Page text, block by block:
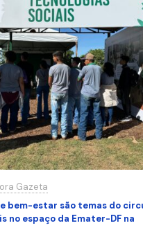
Gazeta
e bem-estar são temas do
no espaço da Emater-DF na